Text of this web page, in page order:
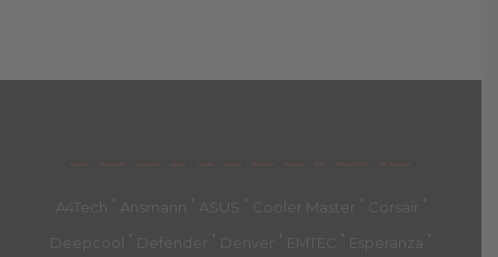
მთავარი კალათა
A4Tech ' Ansmann ' ASUS ' Cooler Master ' Corsair '
Deepcool ' Defender ' Denver ' EMTEC ' Esperanza '